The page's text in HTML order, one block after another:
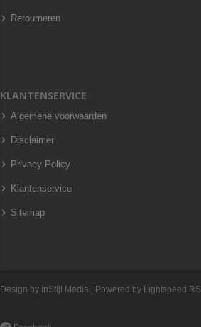
Retourneren
KLANTENSERVICE
Algemene voorwaarden
Disclaimer
Privacy Policy
Klantenservice
Sitemap
Design by InStijl Media | Powered by Lightspeed